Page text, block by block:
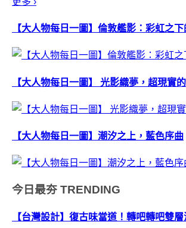
【大人物每日一圖】倫敦艦影：彩虹之
【大人物每日一圖】 光影織夢，超現實
【大人物每日一圖】潮汐之上，藍色序曲
今日最夯 TRENDING
【台灣設計】復古味當道！轉吧轉吧雙